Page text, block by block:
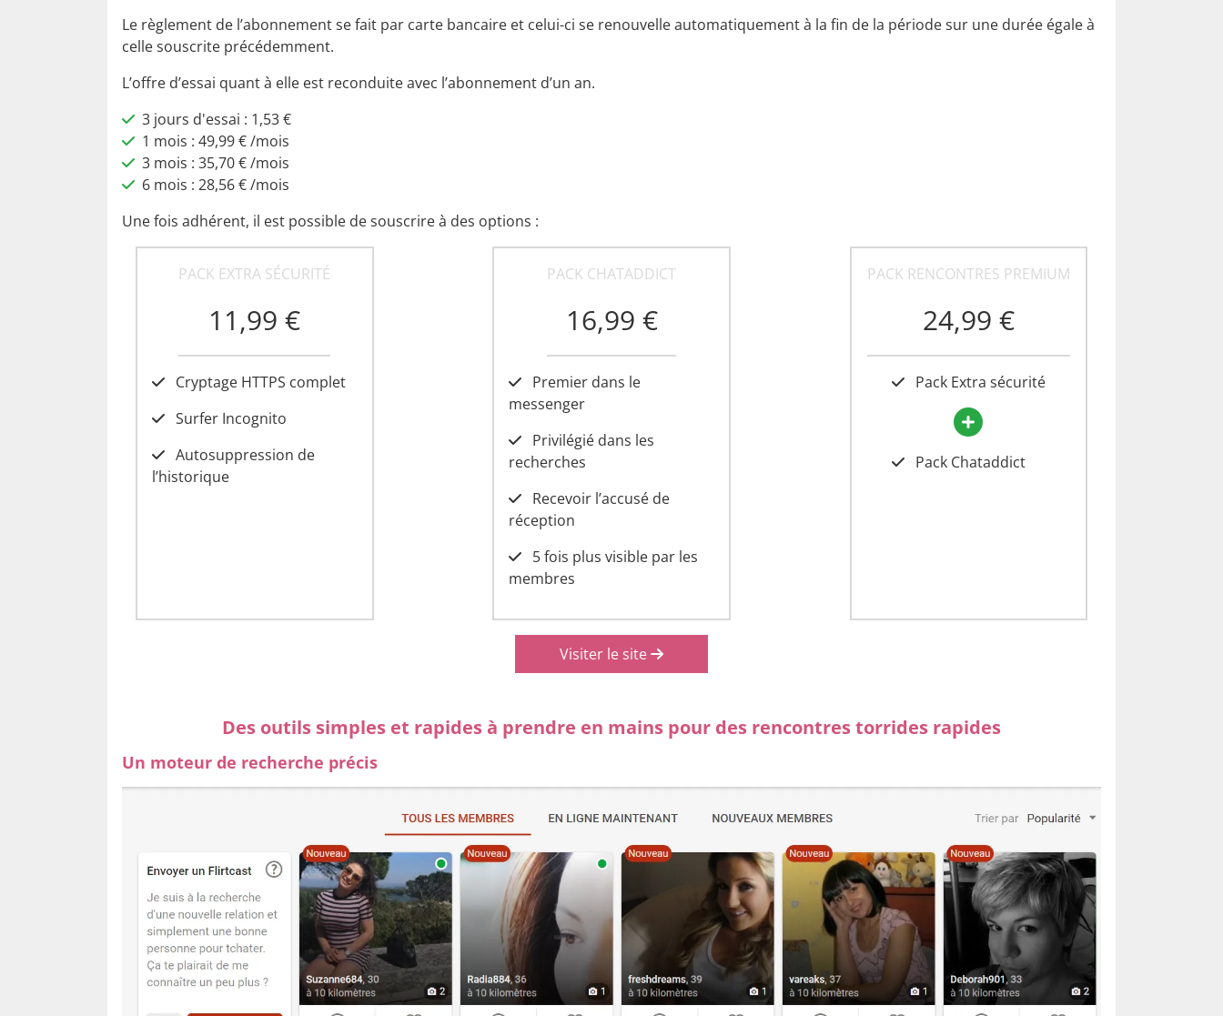
Le règlement de l’abonnement se fait par carte bancaire et celui-ci se renouvelle automatiquement à la fin de la période sur une durée égale à
celle souscrite précédemment.
L’offre d’essai quant à elle est reconduite avec l’abonnement d’un an.
3 jours d'essai : 1,53 €
1 mois : 49,99 € /mois
3 mois : 35,70 € /mois
6 mois : 28,56 € /mois
Une fois adhérent, il est possible de souscrire à des options :
PACK EXTRA SÉCURITÉ
11,99 €
Cryptage HTTPS complet
Surfer Incognito
Autosuppression de
l’historique
PACK CHATADDICT
16,99 €
Premier dans le
messenger
Privilégié dans les
recherches
Recevoir l’accusé de
réception
5 fois plus visible par les
membres
PACK RENCONTRES PREMIUM
24,99 €
Pack Extra sécurité
Pack Chataddict
Visiter le site
Des outils simples et rapides à prendre en mains pour des rencontres torrides rapides
Un moteur de recherche précis